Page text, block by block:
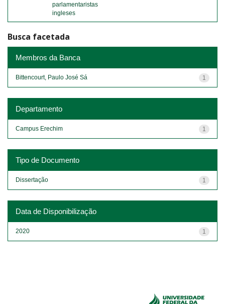
parlamentaristas
ingleses
Busca facetada
Membros da Banca
1
Bittencourt, Paulo José Sá
Departamento
1
Campus Erechim
Tipo de Documento
1
Dissertação
Data de Disponibilização
1
2020